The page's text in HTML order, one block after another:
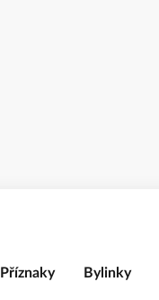
Příznaky Bylinky